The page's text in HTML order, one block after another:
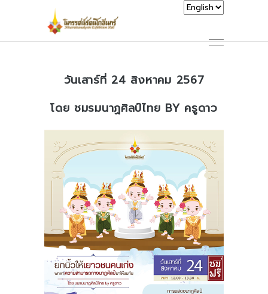
วันเสาร์ที่ 24 สิงหาคม 2567
โดย ชมรมนาฏศิลป์ไทย BY ครูดาว